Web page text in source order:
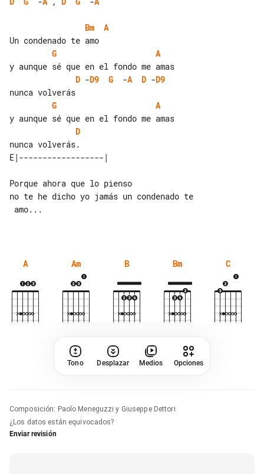
Bm
A
G
A
D -D9 G
  -
A D -D9
G
A
D
Porque ahora que lo pienso
no te he dicho yo jamás un condenado te
A Am B Bm C
Tono Desplazar Medios Opciones
Composición: Paolo Meneguzzi y Giuseppe Dettori
¿Los datos están equivocados?
Enviar revisión